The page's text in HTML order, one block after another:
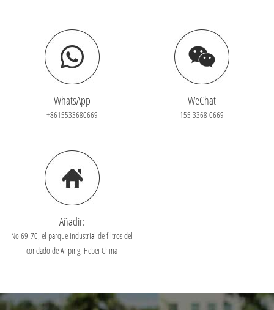
WhatsApp
+8615533680669
WeChat
155 3368 0669
Añadir:
No 69-70, el parque industrial de filtros del
condado de Anping, Hebei China